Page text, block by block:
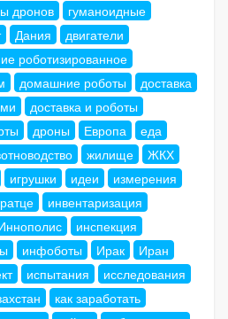
дронов
гуманоидные
Дания
двигатели
роботизированное
домашние роботы
доставка
доставка и роботы
дроны Европа
еда
жилище
ЖКХ
игрушки идеи
измерения
инвентаризация
инспекция
инфоботы Ирак
Иран
испытания
исследования
как заработать